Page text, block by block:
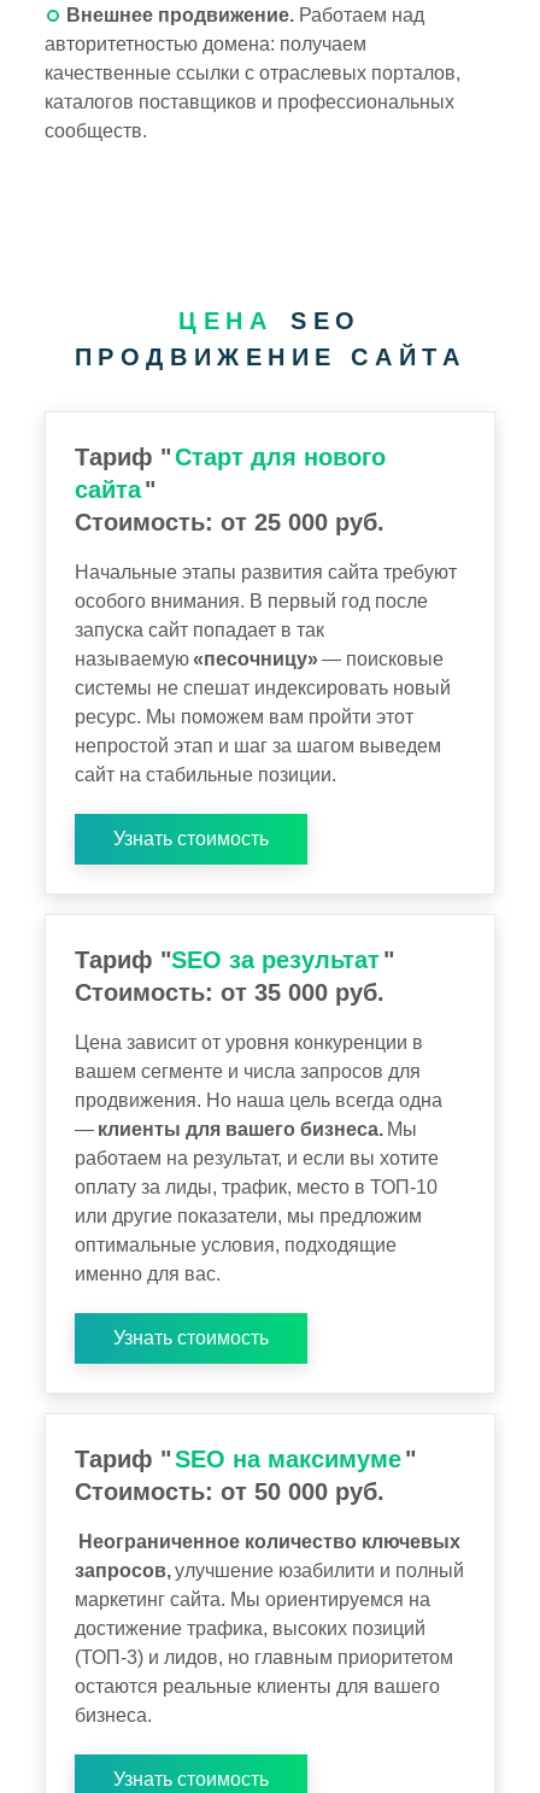
Внешнее продвижение. Работаем над
авторитетностью домена: получаем
качественные ссылки с отраслевых порталов,
каталогов поставщиков и профессиональных
сообществ.
ЦЕНА
SEO
ПРОДВИЖЕНИЕ САЙТА
Тариф "Старт для нового
сайта"
Стоимость: от 25 000 руб.
Начальные этапы развития сайта требуют
особого внимания. В первый год после
запуска сайт попадает в так
называемую«песочницу»— поисковые
системы не спешат индексировать новый
ресурс. Мы поможем вам пройти этот
непростой этап и шаг за шагом выведем
сайт на стабильные позиции.
Узнать стоимость
Тариф "SEO за результат"
Стоимость: от 35 000 руб.
Цена зависит от уровня конкуренции в
вашем сегменте и числа запросов для
продвижения. Но наша цель всегда одна
— клиенты для вашего бизнеса. Мы
работаем на результат, и если вы хотите
оплату за лиды, трафик, место в ТОП-10
или другие показатели, мы предложим
оптимальные условия, подходящие
именно для вас.
Узнать стоимость
Тариф "SEO на максимуме"
Стоимость: от 50 000 руб.
Неограниченное количество ключевых
запросов,улучшение юзабилити и полный
маркетинг сайта. Мы ориентируемся на
достижение трафика, высоких позиций
(ТОП-3) и лидов, но главным приоритетом
остаются реальные клиенты для вашего
бизнеса.
Узнать стоимость